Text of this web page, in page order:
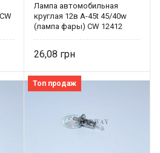
Лампа автомобильная
круглая 12в А-45t 45/40w
(лампа фары) CW 12412
26,08
Топ продаж